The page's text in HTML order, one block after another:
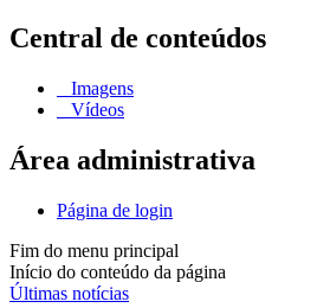
Central de conteúdos
Imagens
Vídeos
Área administrativa
Página de login
Fim do menu principal
Início do conteúdo da página
Últimas notícias